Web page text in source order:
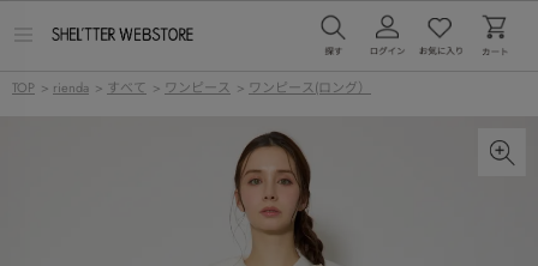
ー
TOP > rienda > すべて > ワンピース > ワンピース(ロング）